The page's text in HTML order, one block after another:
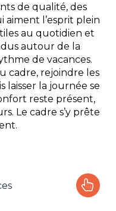
de qualité, des
l’esprit plein
au quotidien et
autour de la
de vacances.
cadre, rejoindre les
laisser la journée se
reste présent,
Le cadre s’y prête